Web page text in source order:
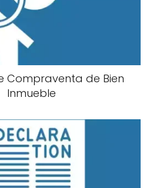
Compraventa de Bien
Inmueble